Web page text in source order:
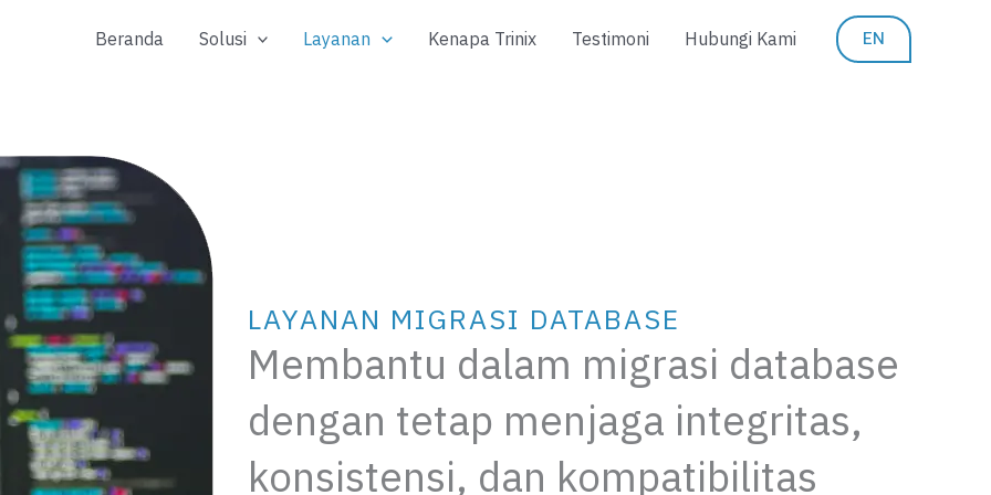
Beranda Solusi Layanan Kenapa Trinix Testimoni Hubungi Kami EN
LAYANAN MIGRASI DATABASE
Membantu dalam migrasi database
dengan tetap menjaga integritas,
konsistensi, dan kompatibilitas